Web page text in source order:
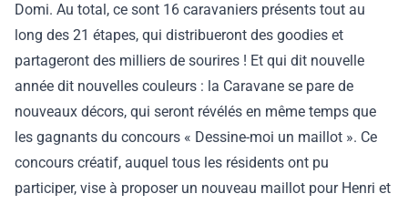
Domi. Au total, ce sont 16 caravaniers présents tout au
long des 21 étapes, qui distribueront des goodies et
partageront des milliers de sourires ! Et qui dit nouvelle
année dit nouvelles couleurs : la Caravane se pare de
nouveaux décors, qui seront révélés en même temps que
les gagnants du concours « Dessine-moi un maillot ». Ce
concours créatif, auquel tous les résidents ont pu
participer, vise à proposer un nouveau maillot pour Henri et